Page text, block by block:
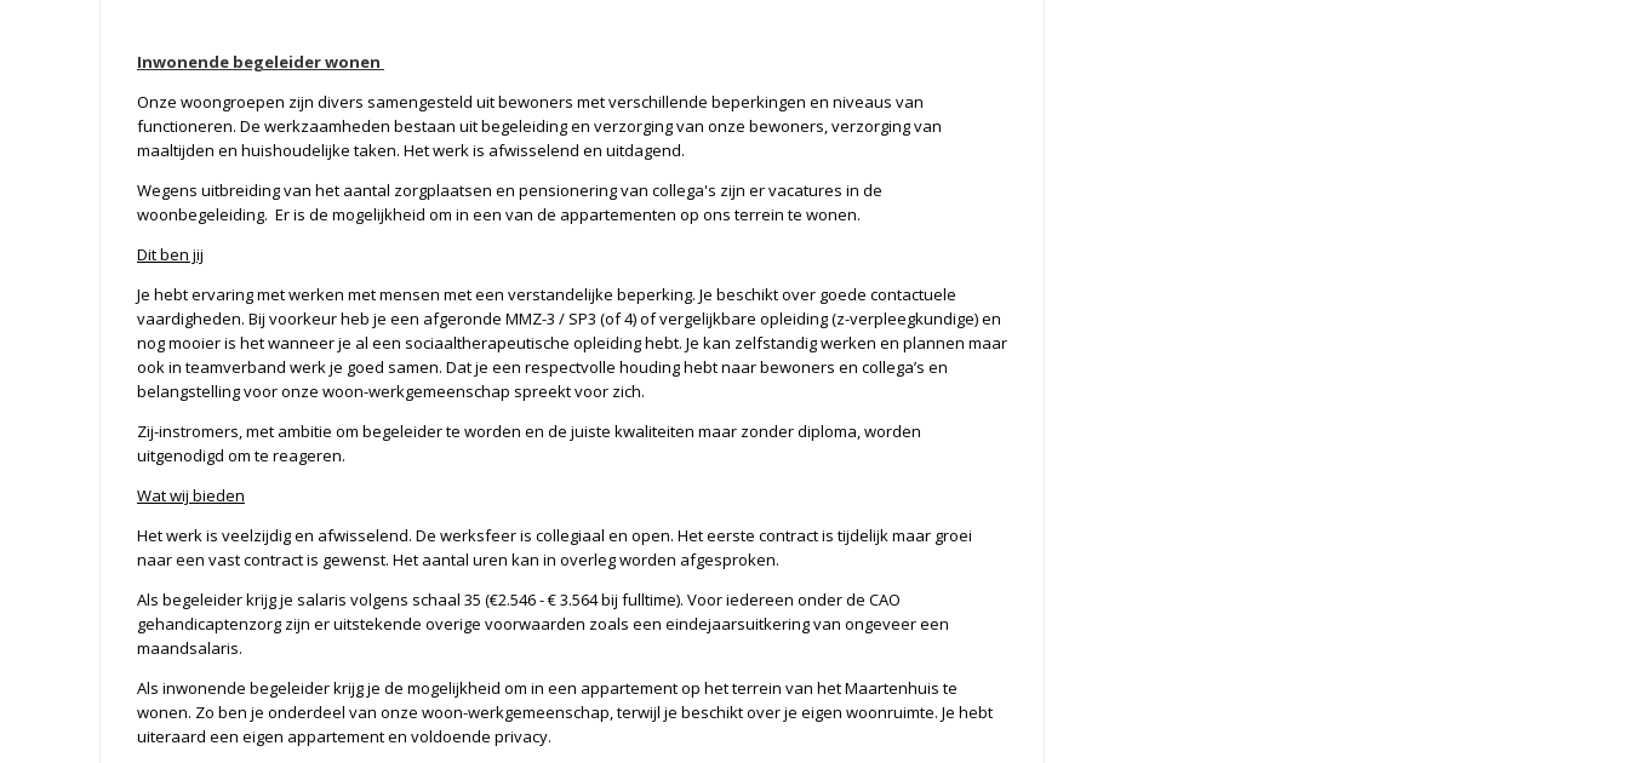
Inwonende begeleider wonen
Onze woongroepen zijn divers samengesteld uit bewoners met verschillende beperkingen en niveaus van
functioneren. De werkzaamheden bestaan uit begeleiding en verzorging van onze bewoners, verzorging van
maaltijden en huishoudelijke taken. Het werk is afwisselend en uitdagend.
Wegens uitbreiding van het aantal zorgplaatsen en pensionering van collega's zijn er vacatures in de
woonbegeleiding. Er is de mogelijkheid om in een van de appartementen op ons terrein te wonen.
Dit ben jij
Je hebt ervaring met werken met mensen met een verstandelijke beperking. Je beschikt over goede contactuele
vaardigheden. Bij voorkeur heb je een afgeronde MMZ-3 / SP3 (of 4) of vergelijkbare opleiding (z-verpleegkundige) en
nog mooier is het wanneer je al een sociaaltherapeutische opleiding hebt. Je kan zelfstandig werken en plannen maar
ook in teamverband werk je goed samen. Dat je een respectvolle houding hebt naar bewoners en collega’s en
belangstelling voor onze woon-werkgemeenschap spreekt voor zich.
Zij-instromers, met ambitie om begeleider te worden en de juiste kwaliteiten maar zonder diploma, worden
uitgenodigd om te reageren.
Wat wij bieden
Het werk is veelzijdig en afwisselend. De werksfeer is collegiaal en open. Het eerste contract is tijdelijk maar groei
naar een vast contract is gewenst. Het aantal uren kan in overleg worden afgesproken.
Als begeleider krijg je salaris volgens schaal 35 (€2.546 - € 3.564 bij fulltime). Voor iedereen onder de CAO
gehandicaptenzorg zijn er uitstekende overige voorwaarden zoals een eindejaarsuitkering van ongeveer een
maandsalaris.
Als inwonende begeleider krijg je de mogelijkheid om in een appartement op het terrein van het Maartenhuis te
wonen. Zo ben je onderdeel van onze woon-werkgemeenschap, terwijl je beschikt over je eigen woonruimte. Je hebt
uiteraard een eigen appartement en voldoende privacy.